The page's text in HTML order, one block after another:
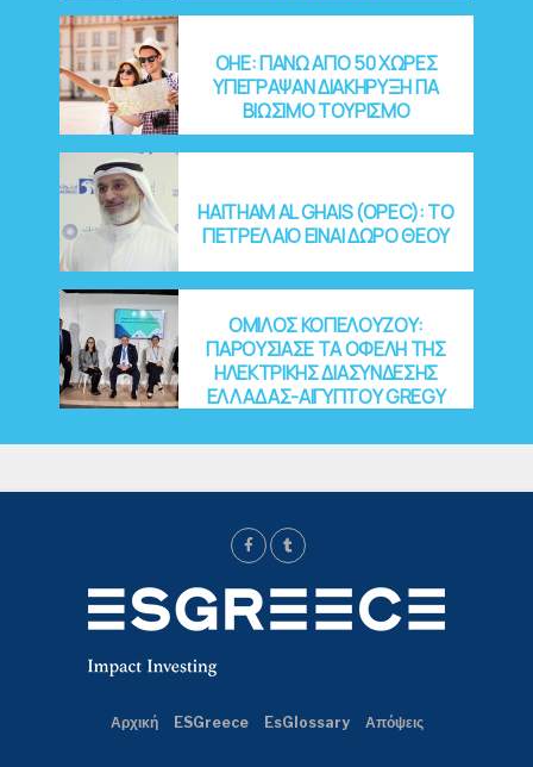
OHE: ΠΑΝΩ ΑΠΟ 50 ΧΩΡΕΣ
ΥΠΕΓΡΑΨΑΝ ΔΙΑΚΗΡΥΞΗ ΓΙΑ
ΒΙΩΣΙΜΟ ΤΟΥΡΙΣΜΟ
HAITHAM AL GHAIS (OPEC): ΤΟ
ΠΕΤΡΕΛΑΙΟ ΕΙΝΑΙ ΔΩΡΟ ΘΕΟΥ
ΟΜΙΛΟΣ ΚΟΠΕΛΟΥΖΟΥ:
ΠΑΡΟΥΣΙΑΣΕ ΤΑ ΟΦΕΛΗ ΤΗΣ
ΗΛΕΚΤΡΙΚΗΣ ΔΙΑΣΥΝΔΕΣΗΣ
ΕΛΛΑΔΑΣ-ΑΙΓΥΠΤΟΥ GREGY
Αρχική ESGreece EsGlossary Απόψεις